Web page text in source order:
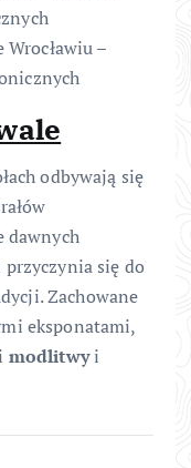
–
odbywają się
dawnych
przyczynia się do
Zachowane
eksponatami,
modlitwyi